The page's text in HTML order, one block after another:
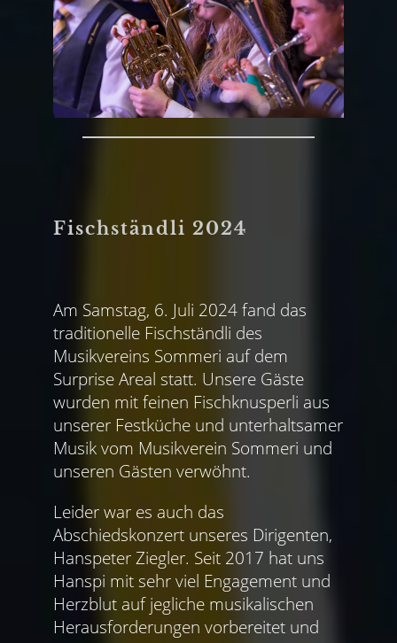
Fischständli 2024
Am Samstag, 6. Juli 2024 fand das
traditionelle Fischständli des
Musikvereins Sommeri auf dem
Surprise Areal statt. Unsere Gäste
wurden mit feinen Fischknusperli aus
unserer Festküche und unterhaltsamer
Musik vom Musikverein Sommeri und
unseren Gästen verwöhnt.
Leider war es auch das
Abschiedskonzert unseres Dirigenten,
Hanspeter Ziegler. Seit 2017 hat uns
Hanspi mit sehr viel Engagement und
Herzblut auf jegliche musikalischen
Herausforderungen vorbereitet und